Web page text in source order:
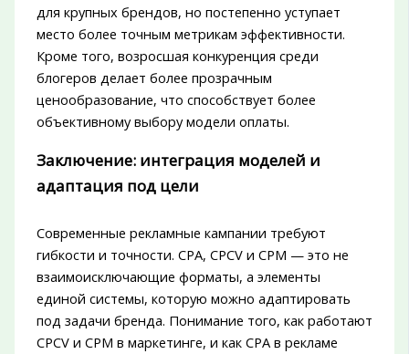
для крупных брендов, но постепенно уступает
место более точным метрикам эффективности.
Кроме того, возросшая конкуренция среди
блогеров делает более прозрачным
ценообразование, что способствует более
объективному выбору модели оплаты.
Заключение: интеграция моделей и
адаптация под цели
Современные рекламные кампании требуют
гибкости и точности. CPA, CPCV и CPM — это не
взаимоисключающие форматы, а элементы
единой системы, которую можно адаптировать
под задачи бренда. Понимание того, как работают
CPCV и CPM в маркетинге, и как CPA в рекламе